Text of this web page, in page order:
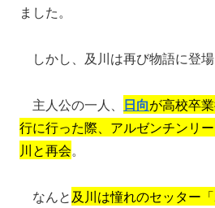
ました。
しかし、及川は再び物語に登場
主人公の一人、 日向が高校卒
行に行った際、アルゼンチンリ
川と再会。
なんと 及川は憧れのセッター